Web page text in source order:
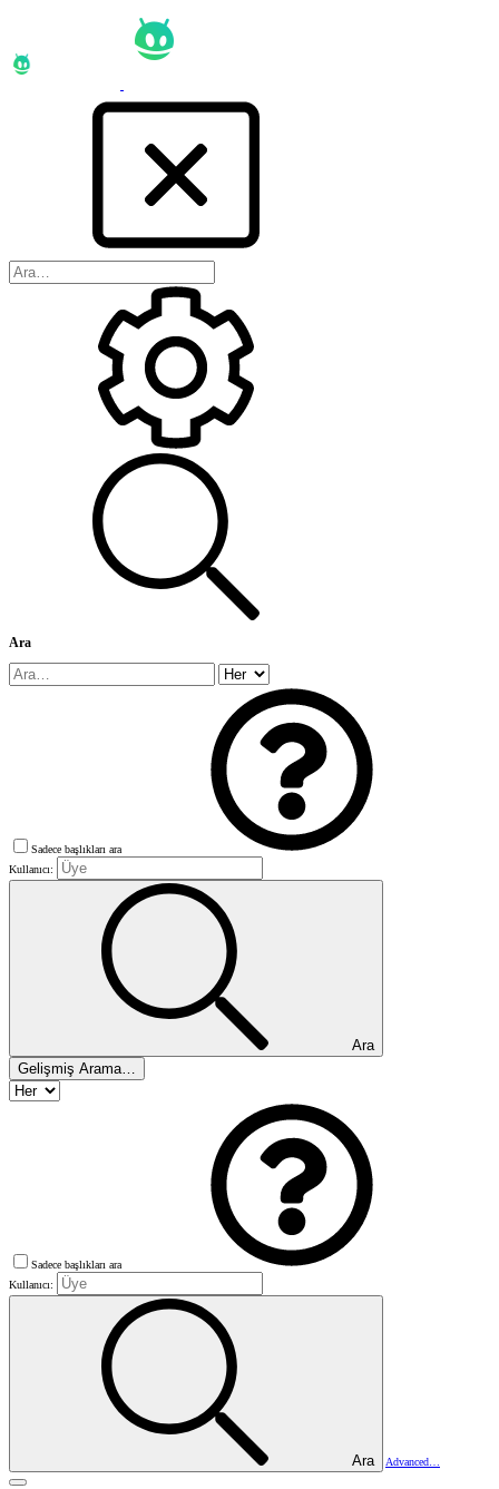
Ara
Sadece başlıkları ara
Kullanıcı:
Ara
Gelişmiş Arama…
Sadece başlıkları ara
Kullanıcı:
Ara Advanced…